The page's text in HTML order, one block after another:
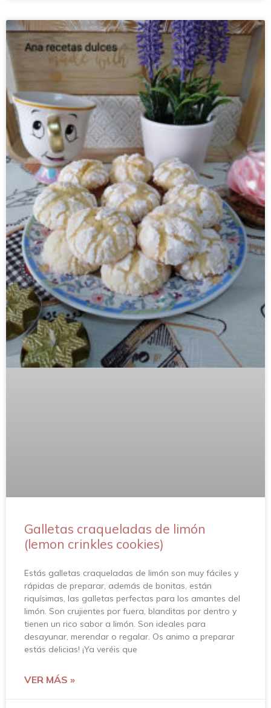
Galletas craqueladas de limón
(lemon crinkles cookies)
Estás galletas craqueladas de limón son muy fáciles y
rápidas de preparar, además de bonitas, están
riquísimas, las galletas perfectas para los amantes del
limón. Son crujientes por fuera, blanditas por dentro y
tienen un rico sabor a limón. Son ideales para
desayunar, merendar o regalar. Os animo a preparar
estás delicias! ¡Ya veréis que
VER MÁS »